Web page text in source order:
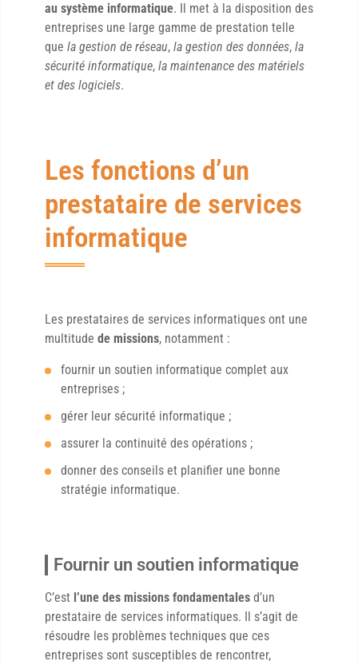
au système informatique. Il met à la disposition des
entreprises une large gamme de prestation telle
que la gestion de réseau, la gestion des données, la
sécurité informatique, la maintenance des matériels
et des logiciels.
Les fonctions d’un
prestataire de services
informatique
Les prestataires de services informatiques ont une
multitude de missions, notamment :
fournir un soutien informatique complet aux
entreprises ;
gérer leur sécurité informatique ;
assurer la continuité des opérations ;
donner des conseils et planifier une bonne
stratégie informatique.
Fournir un soutien informatique
C’est l’une des missions fondamentales d’un
prestataire de services informatiques. Il s’agit de
résoudre les problèmes techniques que ces
entreprises sont susceptibles de rencontrer,